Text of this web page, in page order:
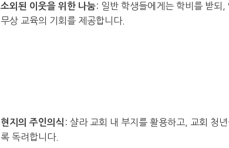
소외된 이웃을 위한 나눔: 일반 학생들에게는 학비를 받되,
무상 교육의 기회를 제공합니다.
현지의 주인의식 : 샬라 교회 내 부지를 활용하고, 교회 청
록 독려합니다.